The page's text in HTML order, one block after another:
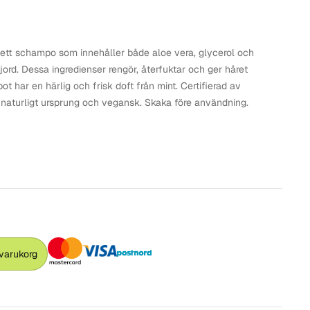
schampo som innehåller både aloe vera, glycerol och
Dessa ingredienser rengör, återfuktar och ger håret
har en härlig och frisk doft från mint. Certifierad av
ursprung och vegansk. Skaka före användning.